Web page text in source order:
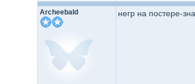
Archeebald негр на постере-